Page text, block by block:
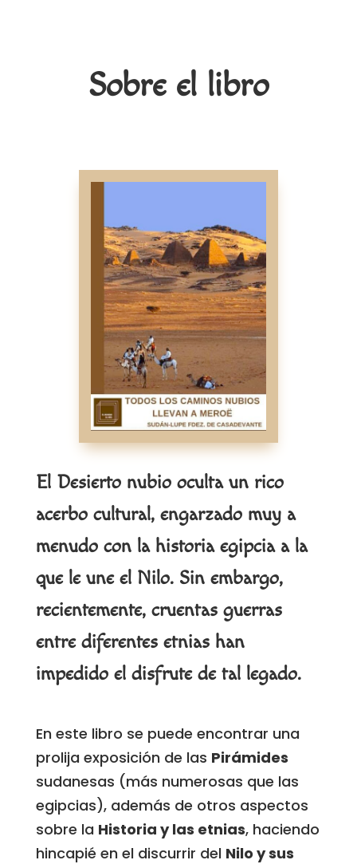
Sobre el libro
El Desierto nubio oculta un rico
acerbo cultural, engarzado muy a
menudo con la historia egipcia a la
que le une el Nilo. Sin embargo,
recientemente, cruentas guerras
entre diferentes etnias han
impedido el disfrute de tal legado.
En este libro se puede encontrar una
prolija exposición de las Pirámides
sudanesas (más numerosas que las
egipcias), además de otros aspectos
sobre la Historia y las etnias, haciendo
hincapié en el discurrir del Nilo y sus